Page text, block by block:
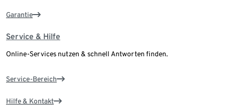
Garantie
Service & Hilfe
Online-Services nutzen & schnell Antworten finden.
Service-Bereich
Hilfe & Kontakt